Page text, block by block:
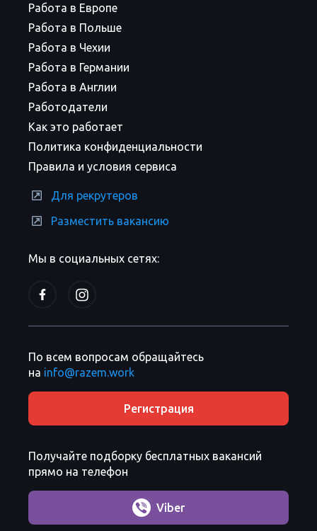
Мы в социальных сетях:
Работа в Европе
Работа в Польше
Работа в Чехии
Работа в Германии
Работа в Англии
Работодатели
Как это работает
Политика конфиденциальности
Правила и условия сервиса
Для рекрутеров
Разместить вакансию
По всем вопросам обращайтесь
на info@razem.work
Регистрация
Получайте подборку бесплатных вакансий
прямо на телефон
Viber